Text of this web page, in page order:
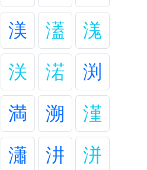
渼 濭
溬
浂 渃
渕
満 溯
漌
瀟 汫
洴